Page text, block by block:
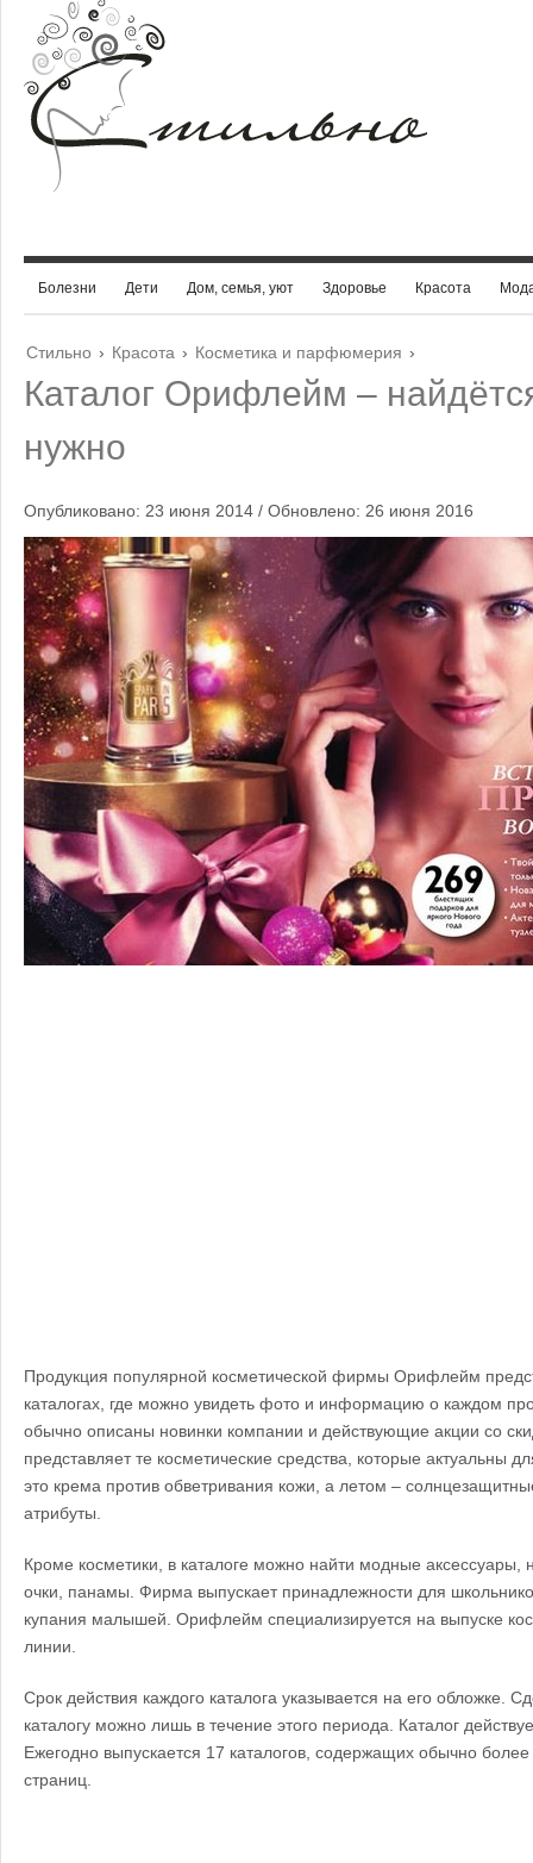
Болезни Дети Дом, семья, уют Здоровье Красота
Стильно › Красота › Косметика и парфюмерия ›
Каталог Орифлейм –
нужно
Опубликовано: 23 июня 2014 / Обновлено: 26 июня 2016
Продукция популярной косметической фирмы Орифлейм
каталогах, где можно увидеть фото и информацию о каждом
обычно описаны новинки компании и действующие акции со
представляет те косметические средства, которые актуальны
это крема против обветривания кожи, а летом –
атрибуты.
Кроме косметики, в каталоге можно найти модные
очки, панамы. Фирма выпускает принадлежности для
купания малышей. Орифлейм специализируется на выпуске
линии.
Срок действия каждого каталога указывается на его обложке.
каталогу можно лишь в течение этого периода. Каталог
Ежегодно выпускается 17 каталогов, содержащих обычно
страниц.